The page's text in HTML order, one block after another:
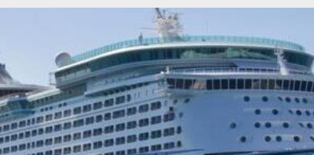
Newsletter
εγγραφής στο Newsletter του Dealistas.grΕπικοινωνία